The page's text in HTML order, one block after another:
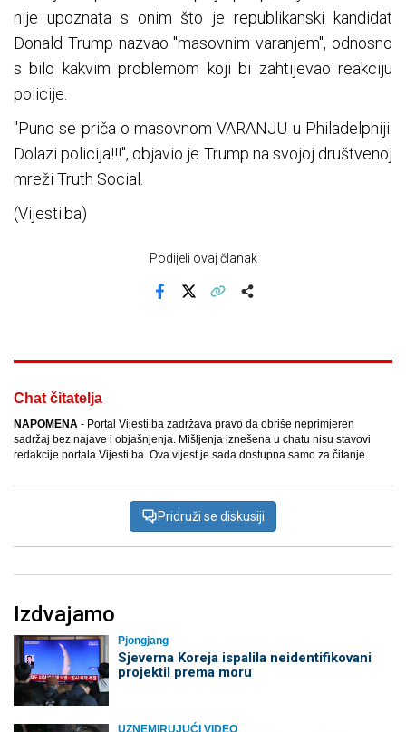
nije upoznata s onim što je republikanski kandidat
Donald Trump nazvao "masovnim varanjem", odnosno
s bilo kakvim problemom koji bi zahtijevao reakciju
policije.
"Puno se priča o masovnom VARANJU u Philadelphiji.
Dolazi policija!!!", objavio je Trump na svojoj društvenoj
mreži Truth Social.
(Vijesti.ba)
Podijeli ovaj članak
Chat čitatelja
NAPOMENA - Portal Vijesti.ba zadržava pravo da obriše neprimjeren
sadržaj bez najave i objašnjenja. Mišljenja iznešena u chatu nisu stavovi
redakcije portala Vijesti.ba. Ova vijest je sada dostupna samo za čitanje.
Pridruži se diskusiji
Izdvajamo
Pjongjang
Sjeverna Koreja ispalila neidentifikovani
projektil prema moru
UZNEMIRUJUĆI VIDEO